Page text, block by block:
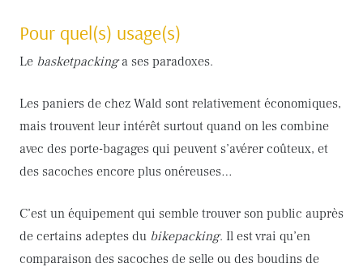
Pour quel(s) usage(s)
Le basketpackinga ses paradoxes.
Les paniers de chez Wald sont relativement économiques,
mais trouvent leur intérêt surtout quand on les combine
avec des porte-bagages qui peuvent s’avérer coûteux, et
des sacoches encore plus onéreuses…
C’est un équipement qui semble trouver son public auprès
de certains adeptes du bikepacking. Il est vrai qu’en
comparaison des sacoches de selle ou des boudins de